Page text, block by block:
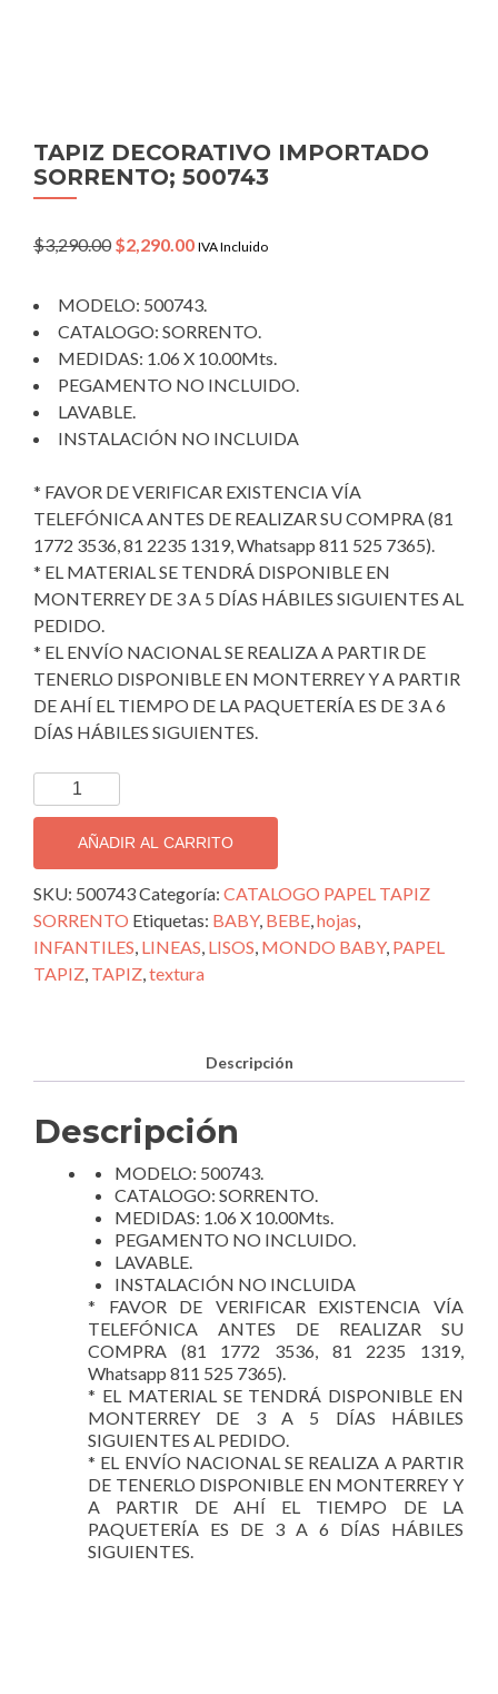
TAPIZ DECORATIVO IMPORTADO
SORRENTO; 500743
$3,290.00 Original
$3,290.00.
$2,290.00Current
$2,290.00.
IVA Incluido
MODELO: 500743.
CATALOGO: SORRENTO.
MEDIDAS: 1.06 X 10.00Mts.
PEGAMENTO NO INCLUIDO.
LAVABLE.
INSTALACIÓN NO INCLUIDA
* FAVOR DE VERIFICAR EXISTENCIA VÍA
TELEFÓNICA ANTES DE REALIZAR SU COMPRA (81
1772 3536, 81 2235 1319, Whatsapp 811 525 7365).
* EL MATERIAL SE TENDRÁ DISPONIBLE EN
MONTERREY DE 3 A 5 DÍAS HÁBILES SIGUIENTES AL
PEDIDO.
* EL ENVÍO NACIONAL SE REALIZA A PARTIR DE
TENERLO DISPONIBLE EN MONTERREY Y A PARTIR
DE AHÍ EL TIEMPO DE LA PAQUETERÍA ES DE 3 A 6
DÍAS HÁBILES SIGUIENTES.
TAPIZ
DECORATIVO
IMPORTADO
SORRENTO;
500743
cantidad
AÑADIR AL CARRITO
SKU: 500743Categoría: CATALOGO PAPEL TAPIZ
SORRENTO Etiquetas: BABY, BEBE,hojas,
INFANTILES, LINEAS, LISOS, MONDO BABY, PAPEL
TAPIZ, TAPIZ,textura
Descripción
Descripción
MODELO: 500743.
CATALOGO: SORRENTO.
MEDIDAS: 1.06 X 10.00Mts.
PEGAMENTO NO INCLUIDO.
LAVABLE.
INSTALACIÓN NO INCLUIDA
* FAVOR DE VERIFICAR EXISTENCIA VÍA
TELEFÓNICA ANTES DE REALIZAR SU
COMPRA (81 1772 3536, 81 2235 1319,
Whatsapp 811 525 7365).
* EL MATERIAL SE TENDRÁ DISPONIBLE EN
MONTERREY DE 3 A 5 DÍAS HÁBILES
SIGUIENTES AL PEDIDO.
* EL ENVÍO NACIONAL SE REALIZA A PARTIR
DE TENERLO DISPONIBLE EN MONTERREY Y
A PARTIR DE AHÍ EL TIEMPO DE LA
PAQUETERÍA ES DE 3 A 6 DÍAS HÁBILES
SIGUIENTES.